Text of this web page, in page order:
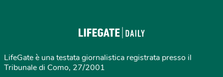
LifeGate è una testata giornalistica registrata presso il
Tribunale di Como, 27/2001